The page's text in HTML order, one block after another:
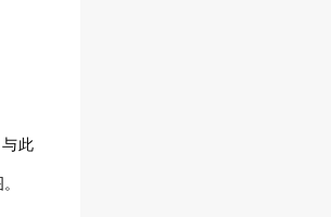
与此